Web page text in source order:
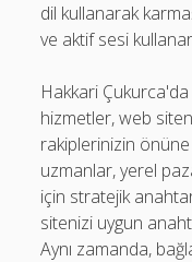
dil kullanarak
ve aktif sesi
Hakkari Çukurca'da
hizmetler, web
rakiplerinizin önüne
uzmanlar, yerel
için stratejik
sitenizi uygun
Aynı zamanda,